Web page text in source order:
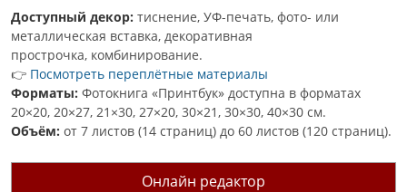
Доступный декор: тиснение, УФ-печать, фото- или
металлическая вставка, декоративная
прострочка, комбинирование.
👉 Посмотреть переплётные материалы
Форматы: Фотокнига «Принтбук» доступна в форматах
20×20, 20×27, 21×30, 27×20, 30×21, 30×30, 40×30 см.
Объём: от 7 листов (14 страниц) до 60 листов (120 страниц).
Онлайн редактор